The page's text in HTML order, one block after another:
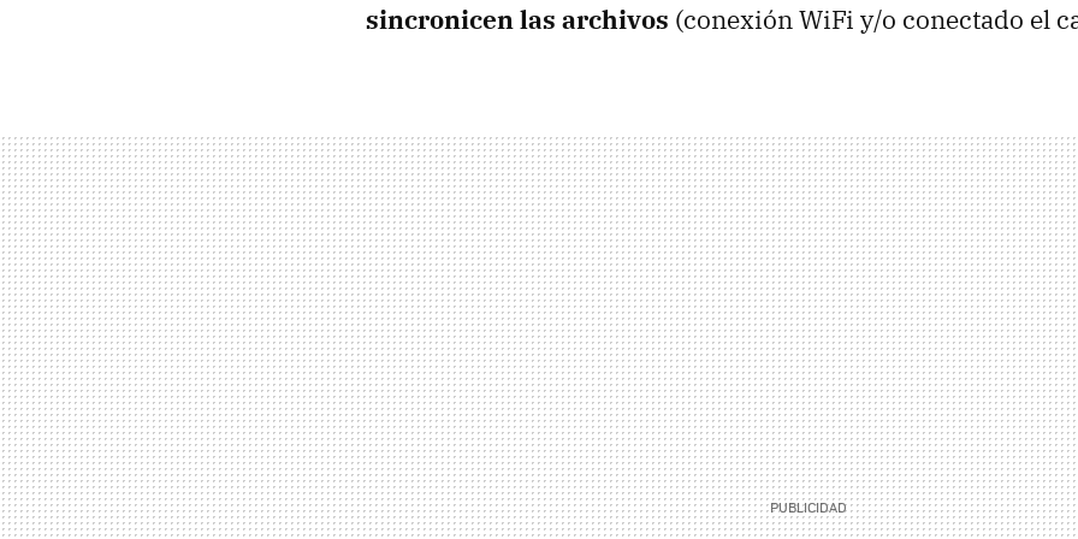
sincronicen las archivos (conexión WiFi y/o conectado el